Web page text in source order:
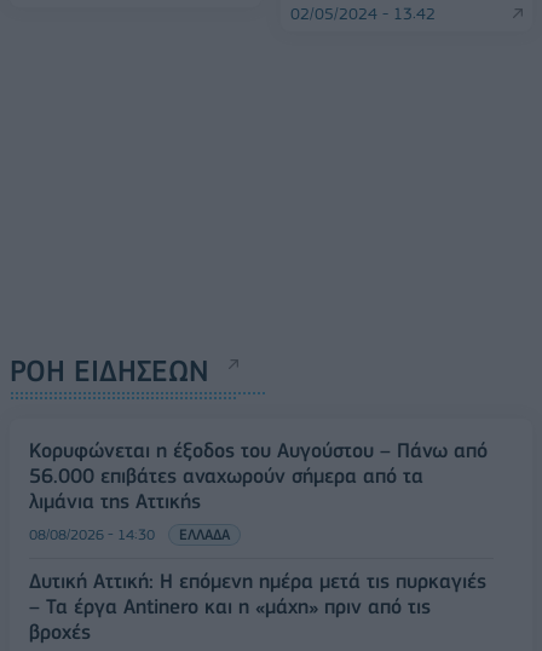
02/05/2024 - 13:42
ΡΟΗ ΕΙΔΗΣΕΩΝ
Κορυφώνεται η έξοδος του Αυγούστου – Πάνω από
56.000 επιβάτες αναχωρούν σήμερα από τα
λιμάνια της Αττικής
08/08/2026 - 14:30 ΕΛΛΑΔΑ
Δυτική Αττική: Η επόμενη ημέρα μετά τις πυρκαγιές
– Τα έργα Antinero και η «μάχη» πριν από τις
βροχές